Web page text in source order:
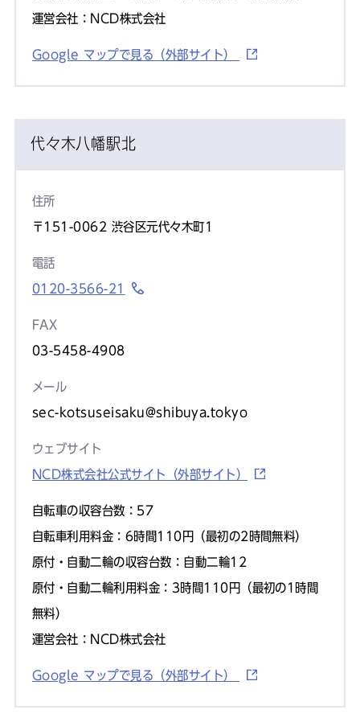
運営会社：NCD株式会社
Google マップで見る（外部サイト）
代々木八幡駅北
住所
〒151-0062 渋谷区元代々木町1
電話
0120-3566-21
FAX
03-5458-4908
メール
sec-kotsuseisaku@shibuya.tokyo
ウェブサイト
NCD株式会社公式サイト（外部サイト）
自転車の収容台数：57
自転車利用料金：6時間110円（最初の2時間無料）
原付・自動二輪の収容台数：自動二輪12
原付・自動二輪利用料金：3時間110円（最初の1時間
無料）
運営会社：NCD株式会社
Google マップで見る（外部サイト）